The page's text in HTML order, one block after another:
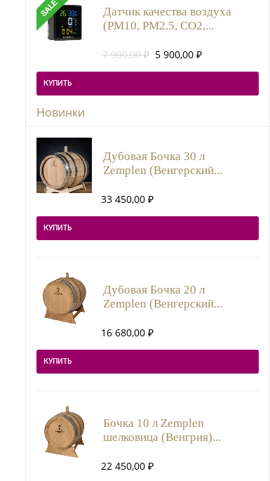
Датчик качества воздуха
(PM10, PM2.5, CO2,...
7 900,00₽ Первоначальная
7
5 900,00 ₽
900,00 ₽.
КУПИТЬ
Новинки
Дубовая Бочка 30 л
Zemplen (Венгерский...
33 450,00 ₽
КУПИТЬ
Дубовая Бочка 20 л
Zemplen (Венгерский...
16 680,00 ₽
КУПИТЬ
Бочка 10 л Zemplen
шелковица (Венгрия)...
22 450,00 ₽